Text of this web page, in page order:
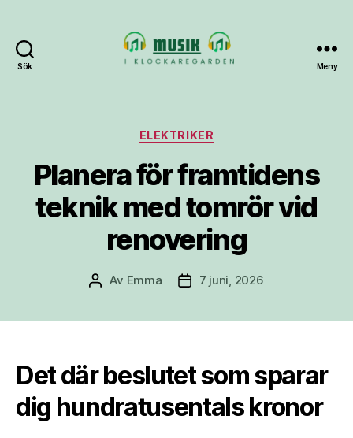
Sök Meny
Kategorier
ELEKTRIKER
Planera för framtidens
teknik med tomrör vid
renovering
Inläggsförfattare
Av Emma Inläggsdatum
7 juni, 2026
Det där beslutet som sparar
dig hundratusentals kronor